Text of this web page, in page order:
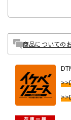
商品についての